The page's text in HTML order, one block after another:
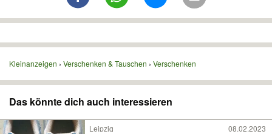
Kleinanzeigen Verschenken & Tauschen Verschenken
Das könnte dich auch interessieren
Leipzig 08.02.2023